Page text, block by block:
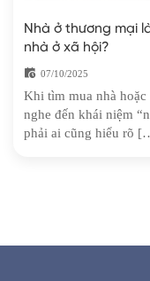
Nhà ở thương mại
nhà ở xã hội?
07/10/2025
Khi tìm mua nhà hoặc
nghe đến khái niệm
phải ai cũng hiểu rõ